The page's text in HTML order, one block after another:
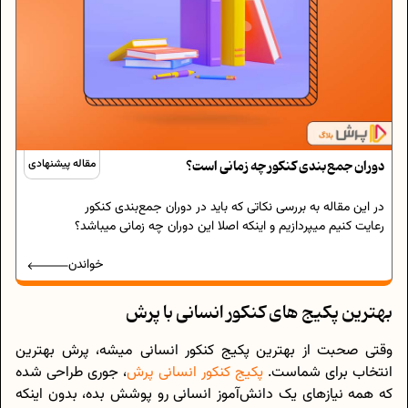
مقاله پیشنهادی دوران جمع‌بندی کنکور چه زمانی است؟
در این مقاله به بررسی نکاتی که باید در دوران جمع‌بندی کنکور
رعایت کنیم میپردازیم و اینکه اصلا این دوران چه زمانی میباشد؟
خواندن
بهترین پکیج های کنکور انسانی با پرش
وقتی صحبت از بهترین پکیج کنکور انسانی میشه، پرش بهترین
انتخاب برای شماست. پکیج کنکور انسانی پرش، جوری طراحی شده
که همه نیازهای یک دانش‌آموز انسانی رو پوشش بده، بدون اینکه